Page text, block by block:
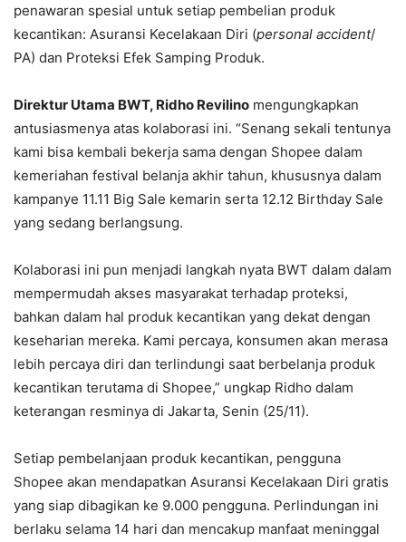
penawaran spesial untuk setiap pembelian produk
kecantikan: Asuransi Kecelakaan Diri (personal accident/
PA) dan Proteksi Efek Samping Produk.
Direktur Utama BWT, Ridho Revilino mengungkapkan
antusiasmenya atas kolaborasi ini. “Senang sekali tentunya
kami bisa kembali bekerja sama dengan Shopee dalam
kemeriahan festival belanja akhir tahun, khususnya dalam
kampanye 11.11 Big Sale kemarin serta 12.12 Birthday Sale
yang sedang berlangsung.
Kolaborasi ini pun menjadi langkah nyata BWT dalam dalam
mempermudah akses masyarakat terhadap proteksi,
bahkan dalam hal produk kecantikan yang dekat dengan
keseharian mereka. Kami percaya, konsumen akan merasa
lebih percaya diri dan terlindungi saat berbelanja produk
kecantikan terutama di Shopee,” ungkap Ridho dalam
keterangan resminya di Jakarta, Senin (25/11).
Setiap pembelanjaan produk kecantikan, pengguna
Shopee akan mendapatkan Asuransi Kecelakaan Diri gratis
yang siap dibagikan ke 9.000 pengguna. Perlindungan ini
berlaku selama 14 hari dan mencakup manfaat meninggal